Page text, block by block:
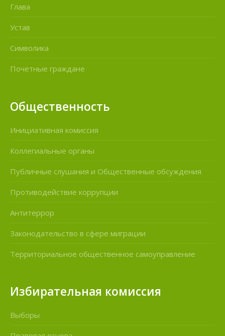
Глава
Устав
Символика
Почетные граждане
Общественность
Инициативная комиссия
Коллегиальные органы
Публичные слушания и Общественные обсуждения
Противодействие коррупции
Антитеррор
Законодательство в сфере миграции
Территориальное общественное самоуправление
Избирательная комиссия
Выборы